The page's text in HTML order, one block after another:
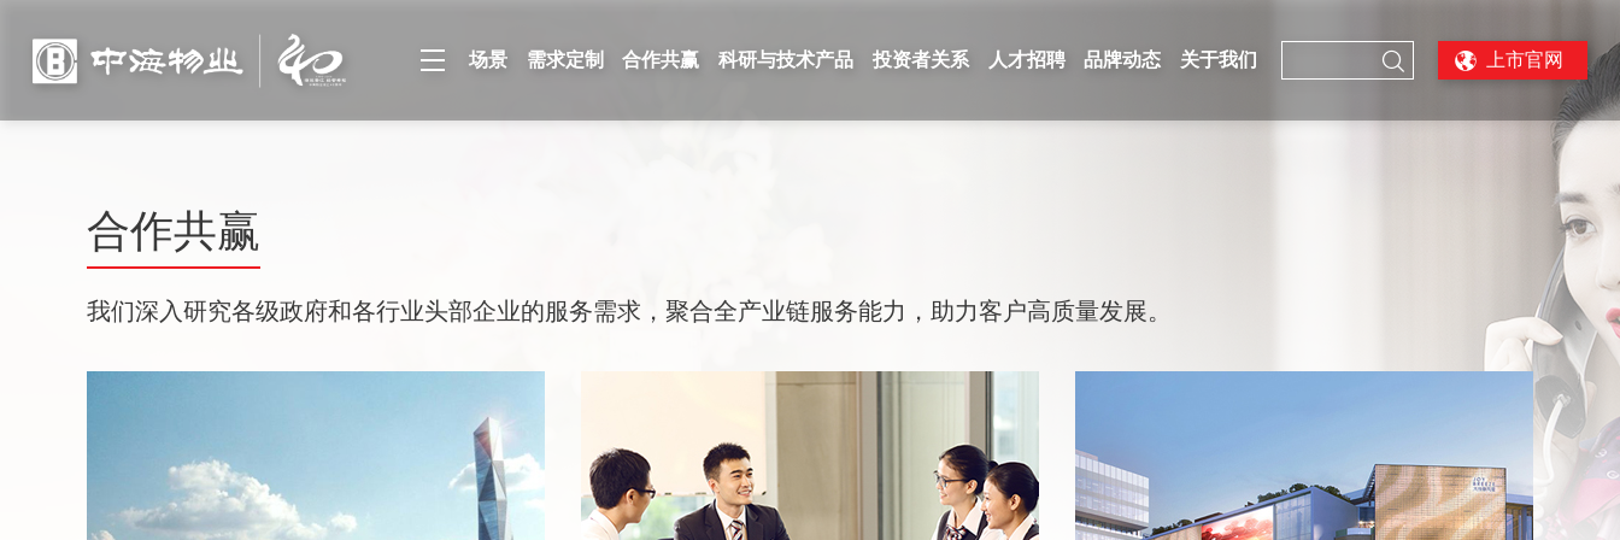
场景 需求定制 合作共赢 科研与技术产品 投资者关系 人才招聘 品牌动态 关于我们  上市官网
合作共赢
我们深入研究各级政府和各行业头部企业的服务需求，聚合全产业链服务能力，助力客户高质量发展。